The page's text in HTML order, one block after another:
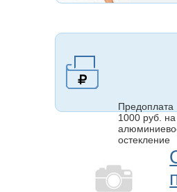
Предоплата
1000 руб. на
остекление